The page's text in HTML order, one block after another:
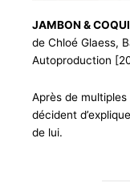
JAMBON &
de Chloé Glaess,
Autoproduction
Après de
décident
de lui.